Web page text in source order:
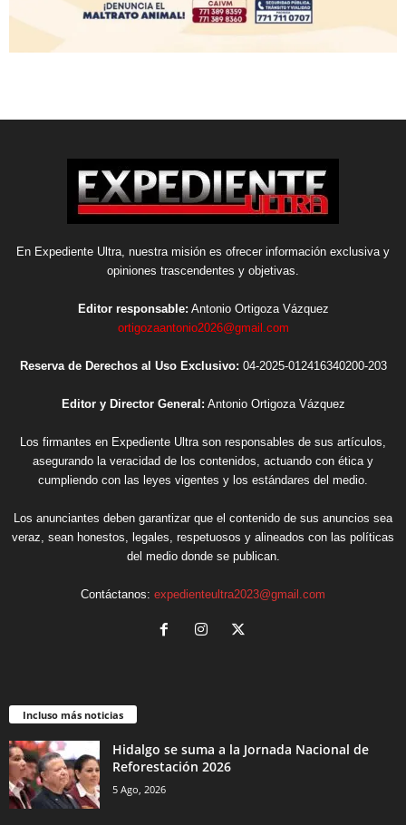
En Expediente Ultra, nuestra misión es ofrecer información exclusiva y
opiniones trascendentes y objetivas.
Editor responsable: Antonio Ortigoza Vázquez
ortigozaantonio2026@gmail.com
Reserva de Derechos al Uso Exclusivo: 04-2025-012416340200-203
Editor y Director General: Antonio Ortigoza Vázquez
Los firmantes en Expediente Ultra son responsables de sus artículos,
asegurando la veracidad de los contenidos, actuando con ética y
cumpliendo con las leyes vigentes y los estándares del medio.
Los anunciantes deben garantizar que el contenido de sus anuncios sea
veraz, sean honestos, legales, respetuosos y alineados con las políticas
del medio donde se publican.
Contáctanos: expedienteultra2023@gmail.com
Incluso más noticias
Hidalgo se suma a la Jornada Nacional de
Reforestación 2026
5 Ago, 2026